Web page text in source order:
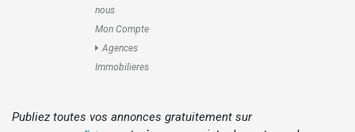
nous
Mon Compte
Agences
Immobilieres
Publiez toutes vos annonces gratuitement sur